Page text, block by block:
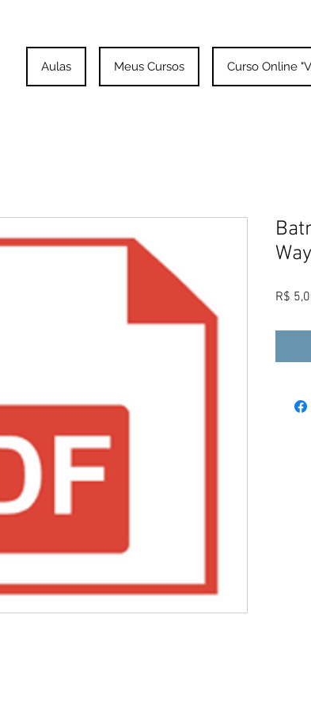
Aulas Meus Cursos Curso Online
R$